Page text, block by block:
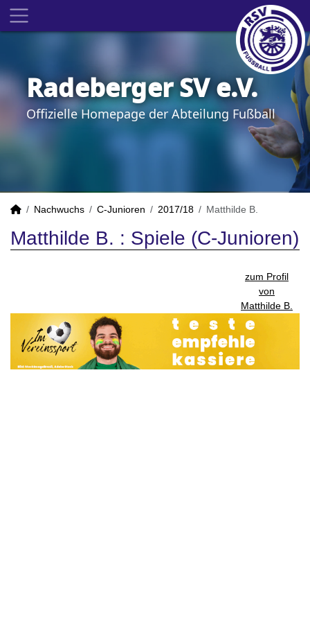
Radeberger SV e.V.
Offizielle Homepage der Abteilung Fußball
Nachwuchs C-Junioren 2017/18 Matthilde B.
Matthilde B. : Spiele (C-Junioren)
zum Profil
von
Matthilde B.